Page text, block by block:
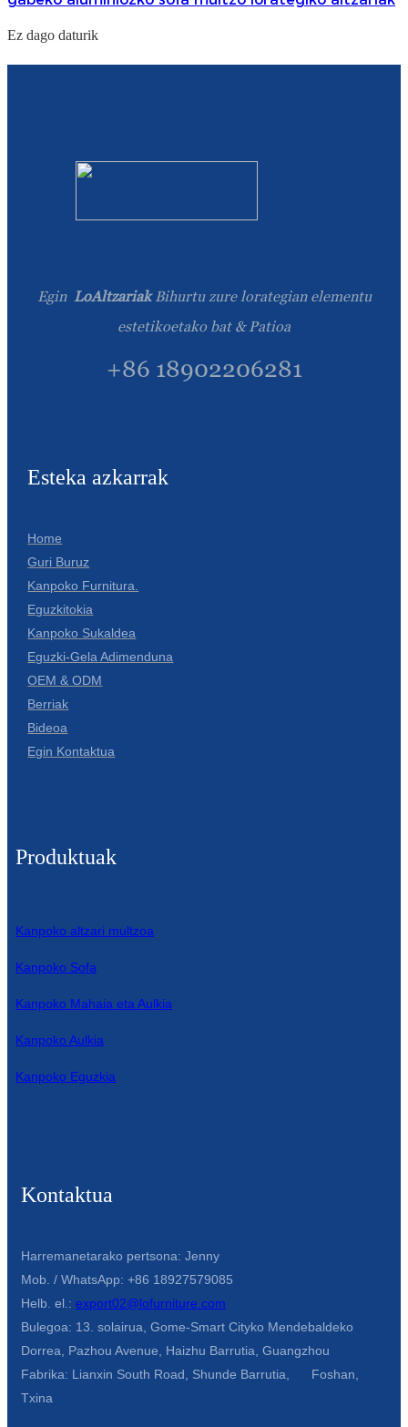
Ez dago daturik
Egin LoAltzariakBihurtu zure lorategian elementu
estetikoetako bat & Patioa
+86 18902206281
Esteka azkarrak
Home
Guri Buruz
Kanpoko Furnitura.
Eguzkitokia
Kanpoko Sukaldea
Eguzki-Gela Adimenduna
OEM & ODM
Berriak
Bideoa
Egin Kontaktua
Produktuak
Kanpoko altzari multzoa
Kanpoko Sofa
Kanpoko Mahaia eta Aulkia
Kanpoko Aulkia
Kanpoko Eguzkia
Kontaktua
Harremanetarako pertsona: Jenny
Mob. / WhatsApp: +86 18927579085
Helb. el.: export02@lofurniture.com
Bulegoa: 13. solairua, Gome-Smart Cityko Mendebaldeko
Dorrea, Pazhou Avenue, Haizhu Barrutia, Guangzhou
Fabrika: Lianxin South Road, Shunde Barrutia, Foshan,
Txina